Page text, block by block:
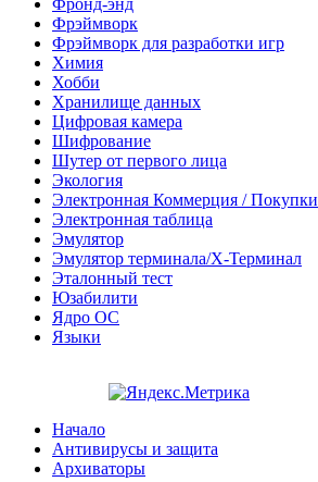
Фрэймворк
Фрэймворк для разработки игр
Химия
Хобби
Хранилище данных
Цифровая камера
Шифрование
Шутер от первого лица
Экология
Электронная Коммерция / Покупки
Электронная таблица
Эмулятор
Эмулятор терминала/X-Терминал
Эталонный тест
Юзабилити
Ядро ОС
Языки
Начало
Антивирусы и защита
Архиваторы